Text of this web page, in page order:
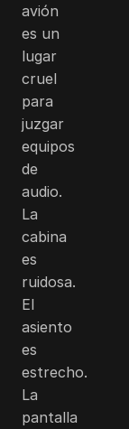
avión
es un
lugar
cruel
para
juzgar
equipos
de
audio.
La
cabina
es
ruidosa.
El
asiento
es
estrecho.
La
pantalla